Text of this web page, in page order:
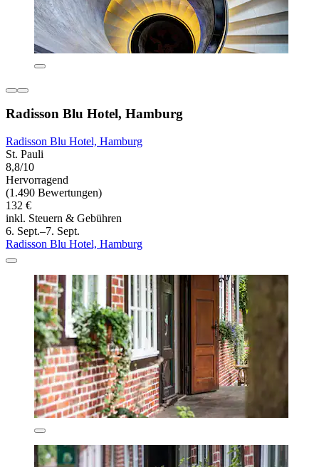
Radisson Blu Hotel, Hamburg
Radisson Blu Hotel, Hamburg
St. Pauli
8,8/10
Hervorragend
(1.490 Bewertungen)
132 €
inkl. Steuern & Gebühren
6. Sept.–7. Sept.
Radisson Blu Hotel, Hamburg